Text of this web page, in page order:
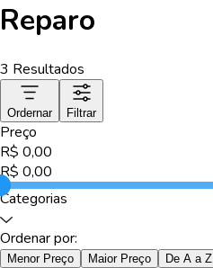
Reparo
3 Resultados
Ordernar Filtrar
Preço
R$ 0,00
R$ 0,00
Categorias
Ordenar por:
Menor Preço Maior Preço De A a Z